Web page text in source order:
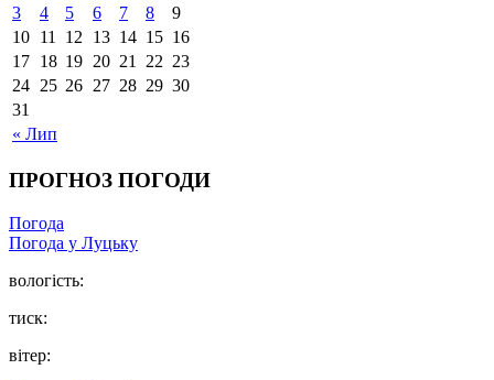
« Лип
3
4 5 6 7 8
9
10 11 12 13 14 15 16
17 18 19 20 21 22 23
24 25 26 27 28 29 30
31
ПРОГНОЗ ПОГОДИ
Погода
Погода у Луцьку
вологість:
тиск:
вітер: